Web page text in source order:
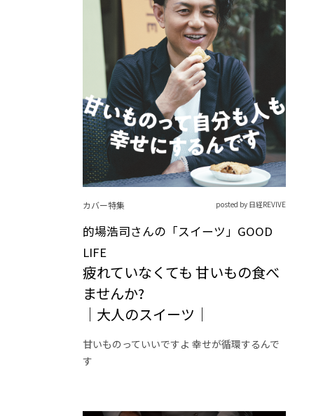
カバー特集 posted by 日経REVIVE
的場浩司さんの「スイーツ」GOOD
LIFE
疲れていなくても 甘いもの食べ
ませんか?
｜大人のスイーツ｜
甘いものっていいですよ 幸せが循環するんで
す